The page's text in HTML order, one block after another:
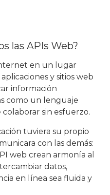
las APIs Web?
en un lugar
y sitios web
información
como un lenguaje
sin esfuerzo.
tuviera su propio
con las demás:
web crean armonía al
datos,
en línea sea fluida y